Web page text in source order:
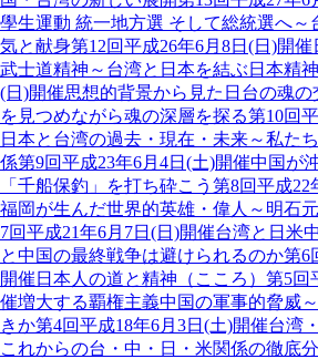
學生運動 統一地方選 そして総統選へ～
気と献身第12回平成26年6月8日(日)開催
武士道精神～台湾と日本を結ぶ日本精神
(日)開催思想的背景から見た日台の魂
を見つめながら魂の深層を探る第10回
日本と台湾の過去・現在・未来～私た
係第9回平成23年6月4日(土)開催中国が
「千船保釣」を打ち砕こう 第8回平成22
福岡が生んだ世界的英雄・偉人～明石
7回平成21年6月7日(日)開催台湾と日米
と中国の最終戦争は避けられるのか第6
開催 日本人の道と精神（こころ） 第5回
催増大する覇権主義中国の軍事的脅威
きか第4回平成18年6月3日(土)開催台湾
これからの台・中・日・米関係の徹底